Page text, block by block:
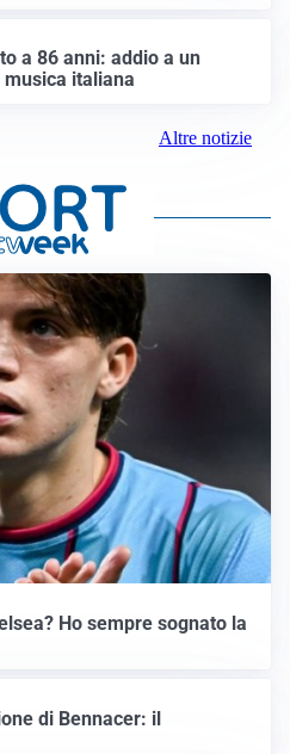
a 86 anni: addio a un
italiana
Altre notizie
Ho sempre sognato la
di Bennacer: il